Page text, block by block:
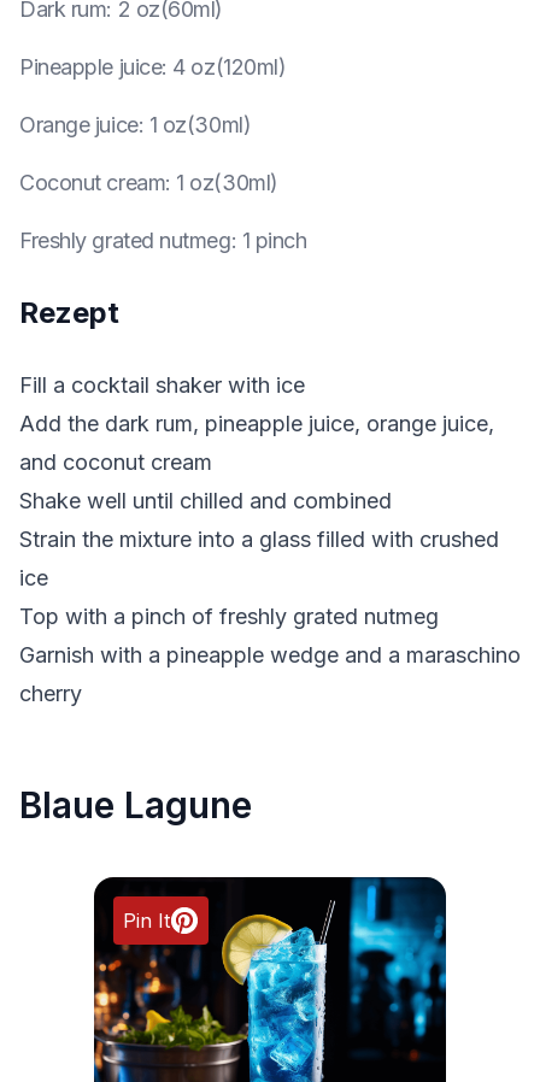
Dark rum: 2 oz(60ml)
Pineapple juice: 4 oz(120ml)
Orange juice: 1 oz(30ml)
Coconut cream: 1 oz(30ml)
Freshly grated nutmeg: 1 pinch
Rezept
Fill a cocktail shaker with ice
Add the dark rum, pineapple juice, orange juice,
and coconut cream
Shake well until chilled and combined
Strain the mixture into a glass filled with crushed
ice
Top with a pinch of freshly grated nutmeg
Garnish with a pineapple wedge and a maraschino
cherry
Blaue Lagune
Pin It